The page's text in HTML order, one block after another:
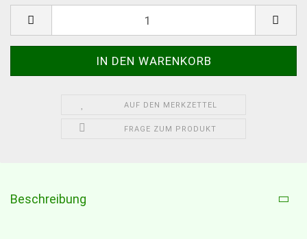
AUF DEN MERKZETTEL
FRAGE ZUM PRODUKT
Beschreibung